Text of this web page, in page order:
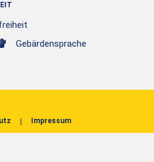
Gebärdensprache
Impressum